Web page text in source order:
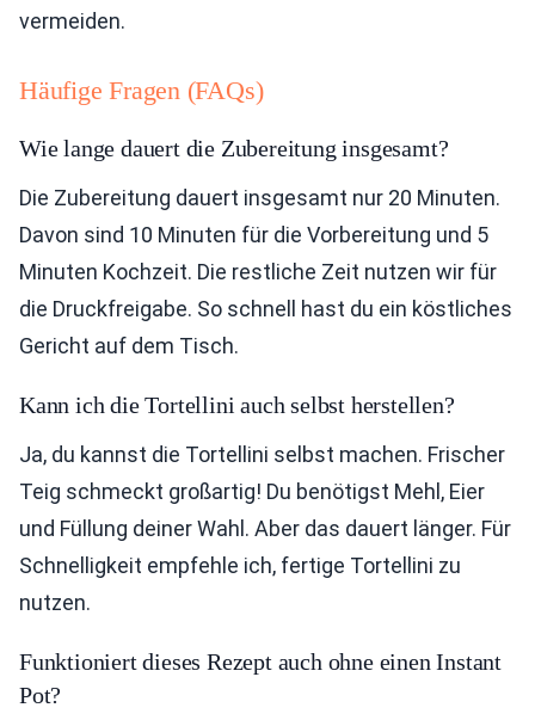
vermeiden.
Häufige Fragen (FAQs)
Wie lange dauert die Zubereitung insgesamt?
Die Zubereitung dauert insgesamt nur 20 Minuten.
Davon sind 10 Minuten für die Vorbereitung und 5
Minuten Kochzeit. Die restliche Zeit nutzen wir für
die Druckfreigabe. So schnell hast du ein köstliches
Gericht auf dem Tisch.
Kann ich die Tortellini auch selbst herstellen?
Ja, du kannst die Tortellini selbst machen. Frischer
Teig schmeckt großartig! Du benötigst Mehl, Eier
und Füllung deiner Wahl. Aber das dauert länger. Für
Schnelligkeit empfehle ich, fertige Tortellini zu
nutzen.
Funktioniert dieses Rezept auch ohne einen Instant
Pot?